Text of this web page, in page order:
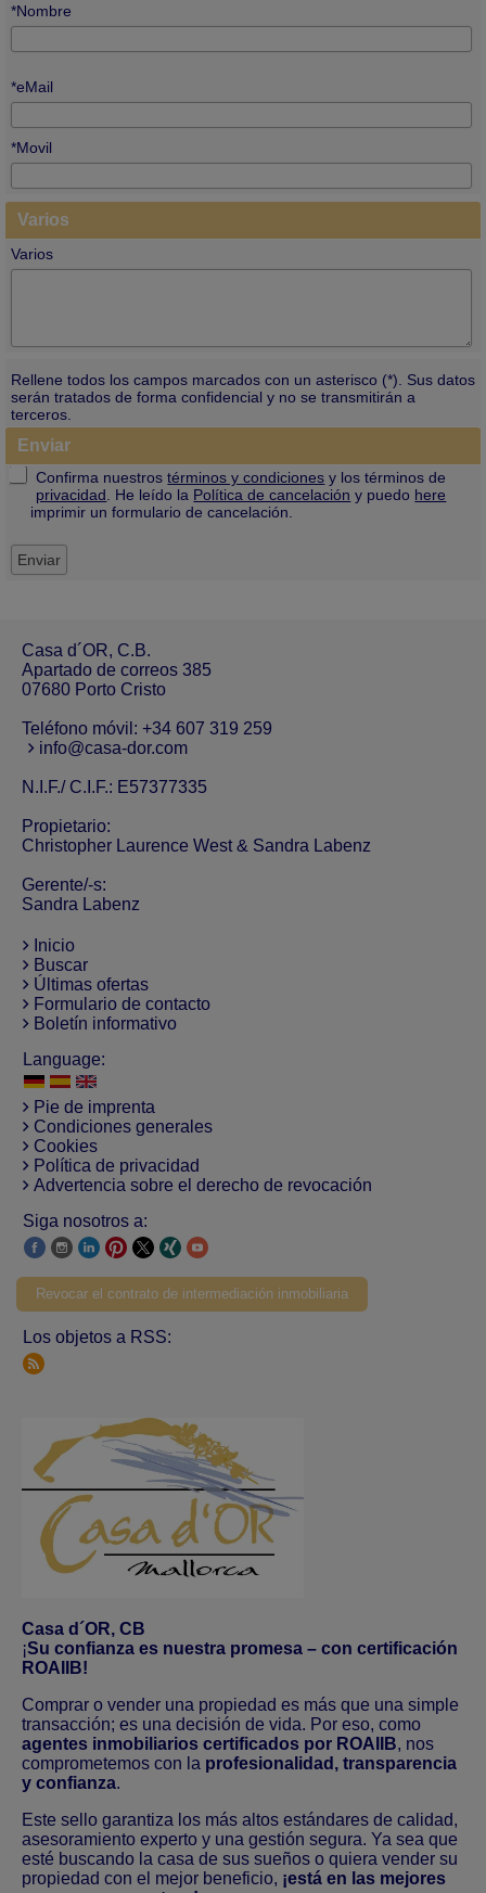
*Nombre
*eMail
*Movil
Varios
Varios
Rellene todos los campos marcados con un asterisco (*). Sus datos
serán tratados de forma confidencial y no se transmitirán a
terceros.
Enviar
Confirma nuestrostérminos y condiciones y los términos de
privacidad . He leído la Política de cancelación y puedo here
imprimir un formulario de cancelación.
Casa d´OR, C.B.
Apartado de correos 385
07680 Porto Cristo
Teléfono móvil: +34 607 319 259
info@casa-dor.com
N.I.F./ C.I.F.: E57377335
Propietario:
Christopher Laurence West & Sandra Labenz
Gerente/-s:
Sandra Labenz
Inicio
Buscar
Últimas ofertas
Formulario de contacto
Boletín informativo
Language:
Pie de imprenta
Condiciones generales
Cookies
Política de privacidad
Advertencia sobre el derecho de revocación
Siga nosotros a:
Revocar el contrato de intermediación inmobiliaria
Los objetos a RSS:
Casa d´OR, CB
¡Su confianza es nuestra promesa – con certificación
ROAIIB!
Comprar o vender una propiedad es más que una simple
transacción; es una decisión de vida. Por eso, como
agentes inmobiliarios certificados por ROAIIB, nos
comprometemos con la profesionalidad, transparencia
y confianza.
Este sello garantiza los más altos estándares de calidad,
asesoramiento experto y una gestión segura. Ya sea que
esté buscando la casa de sus sueños o quiera vender su
propiedad con el mejor beneficio, ¡está en las mejores